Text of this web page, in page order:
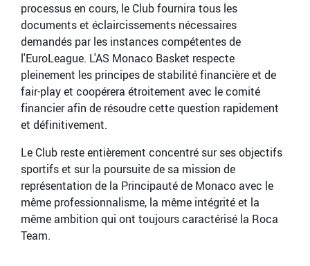
processus en cours, le Club fournira tous les
documents et éclaircissements nécessaires
demandés par les instances compétentes de
l'EuroLeague. L'AS Monaco Basket respecte
pleinement les principes de stabilité financière et de
fair-play et coopérera étroitement avec le comité
financier afin de résoudre cette question rapidement
et définitivement.
Le Club reste entièrement concentré sur ses objectifs
sportifs et sur la poursuite de sa mission de
représentation de la Principauté de Monaco avec le
même professionnalisme, la même intégrité et la
même ambition qui ont toujours caractérisé la Roca
Team.